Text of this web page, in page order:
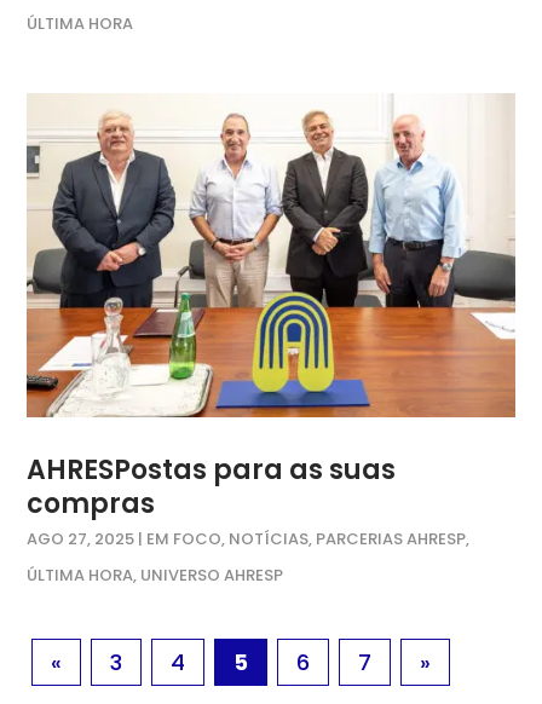
ÚLTIMA HORA
AHRESPostas para as suas
compras
AGO 27, 2025 | EM FOCO, NOTÍCIAS, PARCERIAS AHRESP,
ÚLTIMA HORA, UNIVERSO AHRESP
« 3 4 5 6 7 »